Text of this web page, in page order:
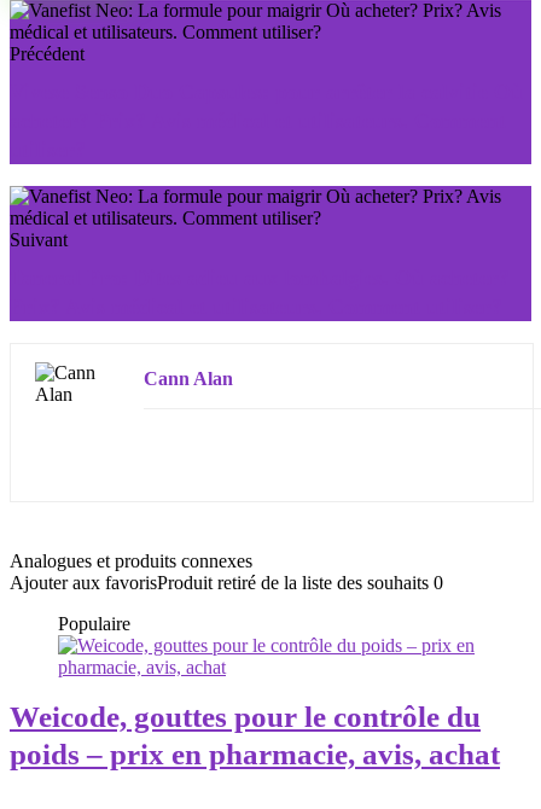
Précédent
Suivant
Cann Alan
Analogues et produits connexes
Ajouter aux favorisProduit retiré de la liste des souhaits 0
Populaire
Weicode, gouttes pour le contrôle du
poids – prix en pharmacie, avis, achat